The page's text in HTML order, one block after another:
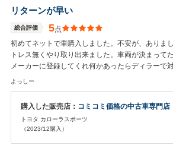
リターンが早い
総合評価 5点
初めてネットで車購入しました。不安が、ありま
トレス無くやり取り出来ました。車両が決まって
メーカーに登録してくれ何かあったらディラーで
す。 新古車狙いならおすすめです。
よっしー
購入した販売店： コミコミ価格の中古車専門
トヨタ カローラスポーツ
（2023/12購入）